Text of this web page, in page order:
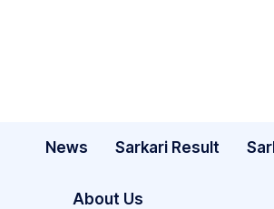
News Sarkari Result
About Us